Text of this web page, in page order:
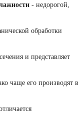
- недорогой,
обработки
и представляет
чаще его производят в